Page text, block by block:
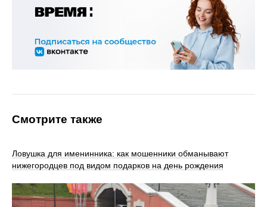
Смотрите также
Ловушка для именинника: как мошенники обманывают
нижегородцев под видом подарков на день рождения